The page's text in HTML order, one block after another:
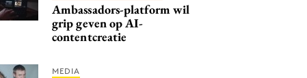
Ambassadors-platform wil
grip geven op AI-
contentcreatie
MEDIA